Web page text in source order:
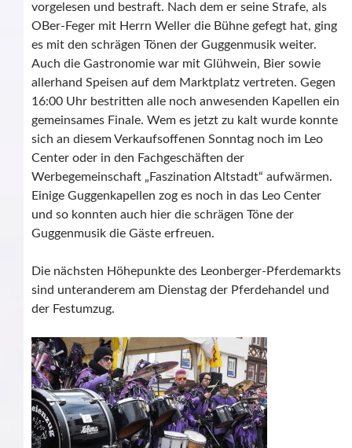
vorgelesen und bestraft. Nach dem er seine Strafe, als
OBer-Feger mit Herrn Weller die Bühne gefegt hat, ging
es mit den schrägen Tönen der Guggenmusik weiter.
Auch die Gastronomie war mit Glühwein, Bier sowie
allerhand Speisen auf dem Marktplatz vertreten. Gegen
16:00 Uhr bestritten alle noch anwesenden Kapellen ein
gemeinsames Finale. Wem es jetzt zu kalt wurde konnte
sich an diesem Verkaufsoffenen Sonntag noch im Leo
Center oder in den Fachgeschäften der
Werbegemeinschaft „Faszination Altstadt“ aufwärmen.
Einige Guggenkapellen zog es noch in das Leo Center
und so konnten auch hier die schrägen Töne der
Guggenmusik die Gäste erfreuen.
Die nächsten Höhepunkte des Leonberger-Pferdemarkts
sind unteranderem am Dienstag der Pferdehandel und
der Festumzug.